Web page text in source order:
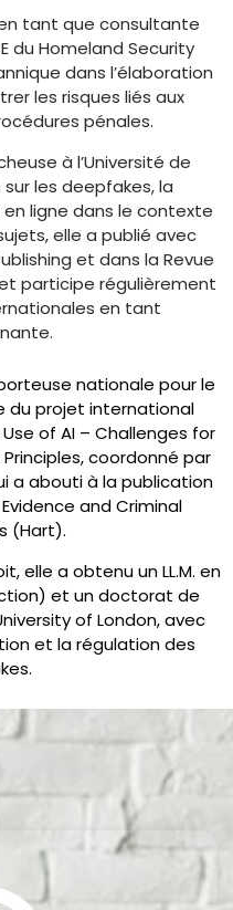
en tant que consultante
du Homeland Security
dans l’élaboration
les risques liés aux
pénales.
à l’Université de
les deepfakes, la
ligne dans le contexte
elle a publié avec
et dans la Revue
participe régulièrement
en tant
nationale pour le
du projet international
of AI – Challenges for
coordonné par
a abouti à la publication
and Criminal
(Hart).
elle a obtenu un LL.M. en
et un doctorat de
of London, avec
et la régulation des